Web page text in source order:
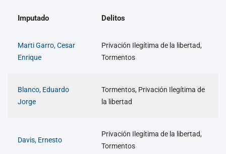
Imputado Delitos
Marti Garro, Cesar
Enrique
Privación Ilegítima de la libertad,
Tormentos
Blanco, Eduardo
Jorge
Tormentos, Privación Ilegítima de
la libertad
Davis, Ernesto
Privación Ilegítima de la libertad,
Tormentos